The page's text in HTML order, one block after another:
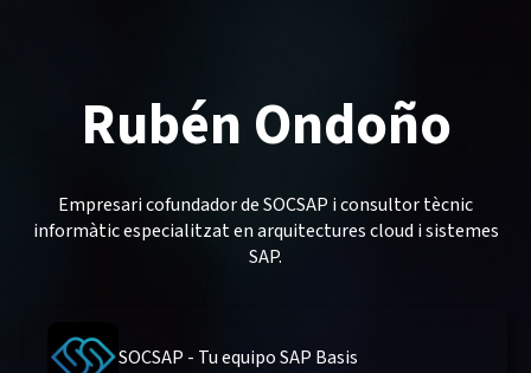
Rubén Ondoño
Empresari cofundador de SOCSAP i consultor tècnic
informàtic especialitzat en arquitectures cloud i sistemes
SAP.
SOCSAP - Tu equipo SAP Basis